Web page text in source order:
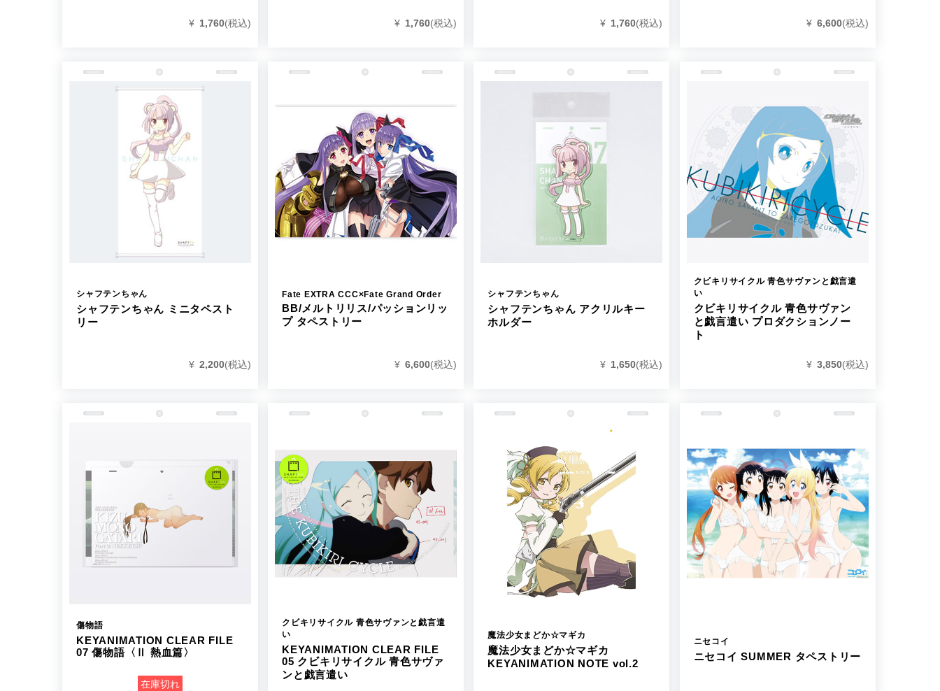
¥ 1,760(税込) ¥ 1,760(税込) ¥ 1,760(税込) ¥ 6,600(税込)
シャフテンちゃん
シャフテンちゃん ミニタペスト
リー
¥ 2,200(税込)
Fate EXTRA CCC×Fate Grand Order
BB/メルトリリス/パッションリッ
プ タペストリー
¥ 6,600(税込)
シャフテンちゃん
シャフテンちゃん アクリルキー
ホルダー
¥ 1,650(税込)
クビキリサイクル 青色サヴァンと戯言遣
い
クビキリサイクル 青色サヴァン
と戯言遣い プロダクションノー
ト
¥ 3,850(税込)
傷物語
KEYANIMATION CLEAR FILE
07 傷物語〈Ⅱ 熱血篇〉
在庫切れ
クビキリサイクル 青色サヴァンと戯言遣
い
KEYANIMATION CLEAR FILE
05 クビキリサイクル 青色サヴァ
ンと戯言遣い
魔法少女まどか☆マギカ
魔法少女まどか☆マギカ
KEYANIMATION NOTE vol.2
ニセコイ
ニセコイ SUMMER タペストリー